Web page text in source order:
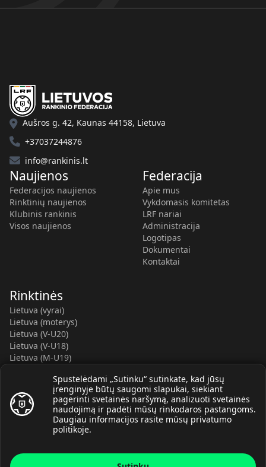
Spustelėdami „Sutinku“ sutinkate, kad jūsų
įrenginyje būtų saugomi slapukai, siekiant
pagerinti svetainės naršymą, analizuoti svetainės
naudojimą ir padėti mūsų rinkodaros pastangoms.
Daugiau informacijos rasite mūsų privatumo
politikoje.
Aušros g. 42, Kaunas 44158, Lietuva
+37037244876
info@rankinis.lt
Naujienos
Federacijos naujienos
Rinktinių naujienos
Klubinis rankinis
Visos naujienos
Federacija
Apie mus
Vykdomasis komitetas
LRF nariai
Administracija
Logotipas
Dokumentai
Kontaktai
Rinktinės
Lietuva (vyrai)
Lietuva (moterys)
Lietuva (V-U20)
Lietuva (V-U18)
Lietuva (M-U19)
Lietuva (M-U16)